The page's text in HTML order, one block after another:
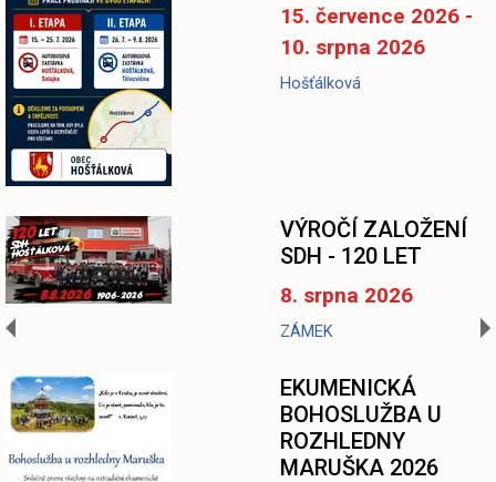
15. července 2026 -
10. srpna 2026
Hošťálková
VÝROČÍ ZALOŽENÍ
SDH - 120 LET
8. srpna 2026
ZÁMEK
EKUMENICKÁ
BOHOSLUŽBA U
ROZHLEDNY
MARUŠKA 2026